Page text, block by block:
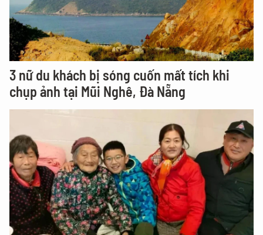
3 nữ du khách bị sóng cuốn mất tích khi
chụp ảnh tại Mũi Nghê, Đà Nẵng